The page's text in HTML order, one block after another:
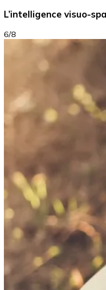
L’intelligence visuo-
6/8